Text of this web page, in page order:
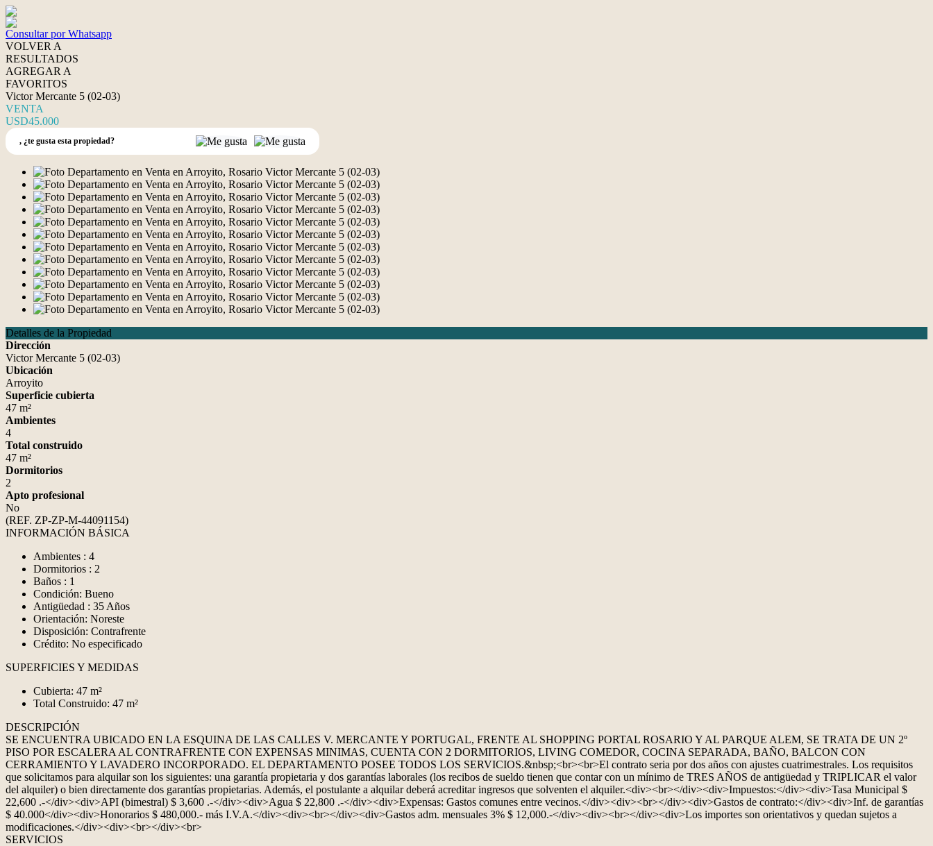
Consultar por Whatsapp
VOLVER A
RESULTADOS
AGREGAR A
FAVORITOS
Victor Mercante 5 (02-03)
VENTA
USD45.000
, ¿te gusta esta propiedad?
Detalles de la Propiedad
Dirección
Victor Mercante 5 (02-03)
Ubicación
Arroyito
Superficie cubierta
47 m²
Ambientes
4
Total construido
47 m²
Dormitorios
2
Apto profesional
No
(REF. ZP-ZP-M-44091154)
INFORMACIÓN BÁSICA
Ambientes : 4
Dormitorios : 2
Baños : 1
Condición: Bueno
Antigüedad : 35 Años
Orientación: Noreste
Disposición: Contrafrente
Crédito: No especificado
SUPERFICIES Y MEDIDAS
Cubierta: 47 m²
Total Construido: 47 m²
DESCRIPCIÓN
SE ENCUENTRA UBICADO EN LA ESQUINA DE LAS CALLES V. MERCANTE Y PORTUGAL, FRENTE AL SHOPPING PORTAL ROSARIO Y AL PARQUE ALEM, SE TRATA DE UN 2º
PISO POR ESCALERA AL CONTRAFRENTE CON EXPENSAS MINIMAS, CUENTA CON 2 DORMITORIOS, LIVING COMEDOR, COCINA SEPARADA, BAÑO, BALCON CON
CERRAMIENTO Y LAVADERO INCORPORADO. EL DEPARTAMENTO POSEE TODOS LOS SERVICIOS.&nbsp;<br><br>El contrato seria por dos años con ajustes cuatrimestrales. Los requisitos
que solicitamos para alquilar son los siguientes: una garantía propietaria y dos garantías laborales (los recibos de sueldo tienen que contar con un mínimo de TRES AÑOS de antigüedad y TRIPLICAR el valor
del alquiler) o bien directamente dos garantías propietarias. Además, el postulante a alquilar deberá acreditar ingresos que solventen el alquiler.<div><br></div><div>Impuestos:</div><div>Tasa Municipal $
22,600 .-</div><div>API (bimestral) $ 3,600 .-</div><div>Agua $ 22,800 .-</div><div>Expensas: Gastos comunes entre vecinos.</div><div><br></div><div>Gastos de contrato:</div><div>Inf. de garantías
$ 40.000</div><div>Honorarios $ 480,000.- más I.V.A.</div><div><br></div><div>Gastos adm. mensuales 3% $ 12,000.-</div><div><br></div><div>Los importes son orientativos y quedan sujetos a
modificaciones.</div><div><br></div><br>
SERVICIOS